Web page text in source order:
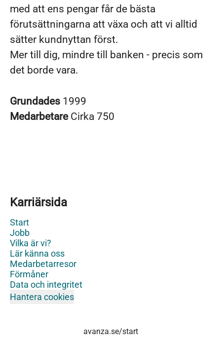
med att ens pengar får de bästa
förutsättningarna att växa och att vi alltid
sätter kundnyttan först.
Mer till dig, mindre till banken - precis som
det borde vara.
Grundades 1999
Medarbetare Cirka 750
Karriärsida
Start
Jobb
Vilka är vi?
Lär känna oss
Medarbetarresor
Förmåner
Data och integritet
Hantera cookies
avanza.se/start